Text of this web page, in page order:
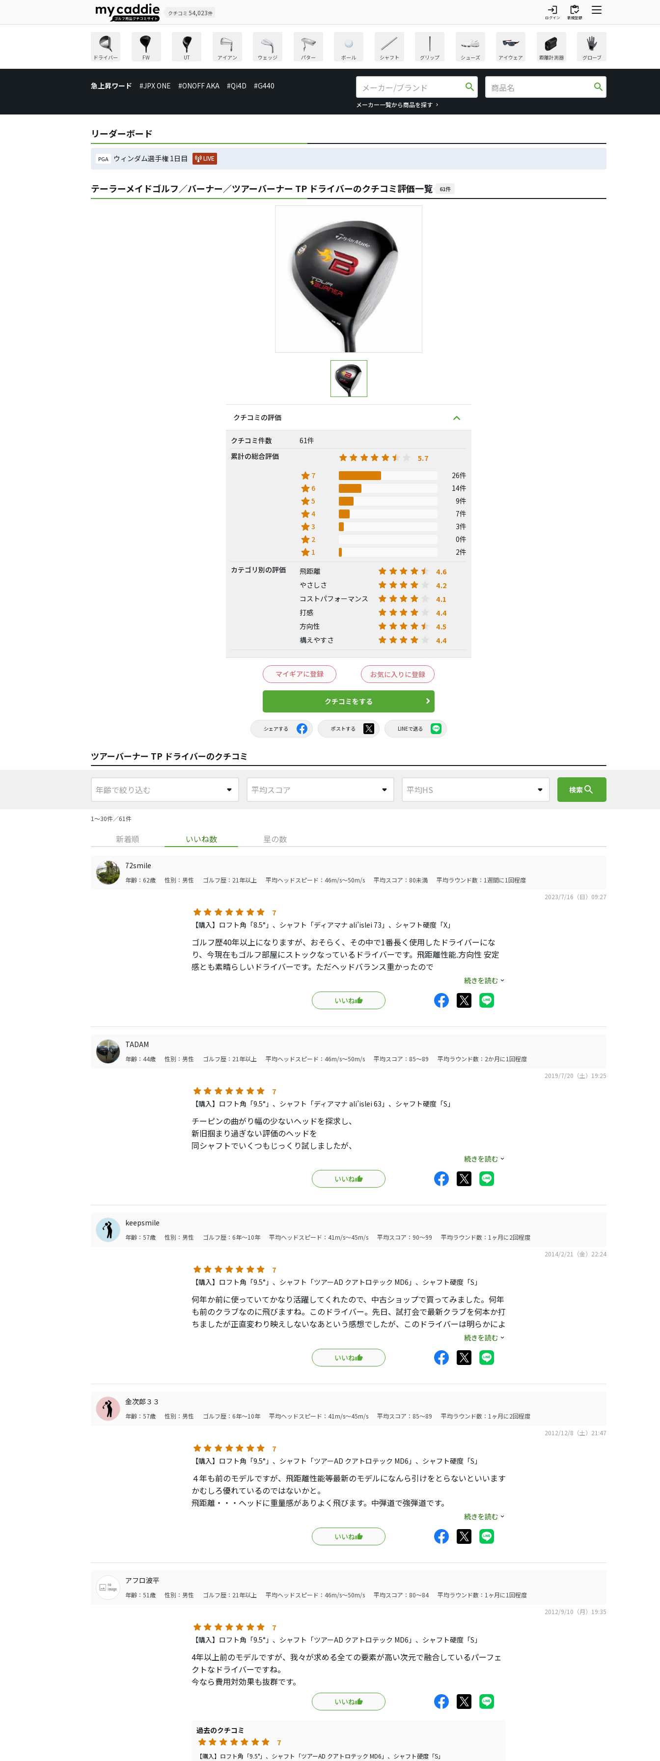
クチコミ 54,023件 login
ログイン
inventory
新規登録
ドライバー FW UT アイアン ウェッジ パター ボール シャフト グリップ シューズ アイウェア 距離計測器 グローブ
急上昇ワード #JPX ONE #ONOFF AKA #Qi4D #G440 search
メーカー一覧から商品を探す
search
リーダーボード
PGA ウィンダム選手権 1日目 LIVE
テーラーメイドゴルフ／バーナー／ツアーバーナー TP ドライバーのクチコミ評価一覧 61件
クチコミの評価
クチコミ件数
61件
累計の総合評価
5.7
star 7 26件
star 6 14件
star5 9件
star4 7件
star3 3件
star 2 0件
star 1
2件
カテゴリ別の評価
飛距離 4.6
やさしさ 4.2
コストパフォーマンス 4.1
打感 4.4
方向性 4.5
構えやすさ 4.4
マイギアに登録 お気に入りに登録
クチコミをする
シェアする ポストする LINEで送る
ツアーバーナー TP ドライバーのクチコミ
検索search
1〜30件／61件
新着順 いいね数 星の数
72smile
年齢：62歳 性別：男性 ゴルフ歴：21年以上 平均ヘッドスピード：46m/s～50m/s 平均スコア：80未満
平均ラウンド数：1週間に1回程度
2023/7/16（日）09:27
7
【購入】ロフト角「8.5°」、シャフト「ディアマナ ali’islei 73」、シャフト硬度「X」
ゴルフ歴40年以上になりますが、おそらく、その中で1番長く使用したドライバーにな
り、今現在もゴルフ部屋にストックなっているドライバーです。飛距離性能.方向性 安定
感とも素晴らしいドライバーです。ただヘッドバランス重かったので
是非とも、一度お試ししても損は無い
続きを読む
いいね
TADAM
年齢：44歳 性別：男性 ゴルフ歴：21年以上 平均ヘッドスピード：46m/s～50m/s 平均スコア：85～89
平均ラウンド数：2か月に1回程度
2019/7/20（土）19:25
7
【購入】ロフト角「9.5°」、シャフト「ディアマナ ali’islei 63」、シャフト硬度「S」
チーピンの曲がり幅の少ないヘッドを探求し、
新旧掴まり過ぎない評価のヘッドを
同シャフトでいくつもじっくり試しましたが、
他評価の通り、
掴まらなさはG25、打感、操作性は2007 の方が上と思います。
続きを読む
いいね
keepsmile
年齢：57歳 性別：男性 ゴルフ歴：6年～10年 平均ヘッドスピード：41m/s～45m/s 平均スコア：90～99
平均ラウンド数：1ヶ月に2回程度
2014/2/21（金）22:24
7
【購入】ロフト角「9.5°」、シャフト「ツアーAD クアトロテック MD6」、シャフト硬度「S」
何年か前に使っていてかなり活躍してくれたので、中古ショップで買ってみました。何年
も前のクラブなのに飛びますね。このドライバー。先日、試打会で最新クラブを何本か打
ちましたが正直変わり映えしないなあという感想でしたが、このドライバーは明らかによ
く飛んでいる。テーラーメイドさんにバーナーシリーズの販売を復活してもらいたいで
続きを読む
いいね
金次郎３３
年齢：57歳 性別：男性 ゴルフ歴：6年～10年 平均ヘッドスピード：41m/s～45m/s 平均スコア：85～89
平均ラウンド数：1ヶ月に2回程度
2012/12/8（土）21:47
7
【購入】ロフト角「9.5°」、シャフト「ツアーAD クアトロテック MD6」、シャフト硬度「S」
４年も前のモデルですが、飛距離性能等最新のモデルになんら引けをとらないといいます
かむしろ優れているのではないかと。
飛距離・・・ヘッドに重量感がありよく飛びます。中弾道で強弾道です。
方向性・・・ミスに強くて直進性は強いです。引っかかりにくいですが、逆に言うとつか
まりはよくないかなと。普通に打つとフェードの球筋です。少々インサイドから打ってみ
てもストレート弾道です。そこそこの操作性はありますがドロー・へーﾄﾞを打ち分けると
打感・・・心地良い打感です。
続きを読む
いいね
アフロ波平
年齢：51歳 性別：男性 ゴルフ歴：21年以上 平均ヘッドスピード：46m/s～50m/s 平均スコア：80～84
平均ラウンド数：1ヶ月に1回程度
2012/9/10（月）19:35
7
【購入】ロフト角「9.5°」、シャフト「ツアーAD クアトロテック MD6」、シャフト硬度「S」
4年以上前のモデルですが、我々が求める全ての要素が高い次元で融合しているパーフェ
クトなドライバーですね。
今なら費用対効果も抜群です。
いいね
過去のクチコミ
7
【購入】ロフト角「9.5°」、シャフト「ツアーAD クアトロテック MD6」、シャフト硬度「S」